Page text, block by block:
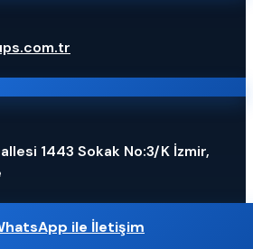
1443 Sokak No:3/K İzmir,
ile İletişim